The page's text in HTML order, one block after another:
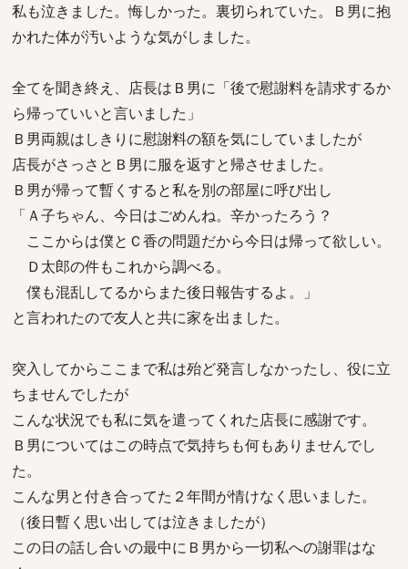
私も泣きました。悔しかった。裏切られていた。Ｂ男に抱
かれた体が汚いような気がしました。
全てを聞き終え、店長はＢ男に「後で慰謝料を請求するか
ら帰っていいと言いました」
Ｂ男両親はしきりに慰謝料の額を気にしていましたが
店長がさっさとＢ男に服を返すと帰させました。
Ｂ男が帰って暫くすると私を別の部屋に呼び出し
「Ａ子ちゃん、今日はごめんね。辛かったろう？
ここからは僕とＣ香の問題だから今日は帰って欲しい。
Ｄ太郎の件もこれから調べる。
僕も混乱してるからまた後日報告するよ。」
と言われたので友人と共に家を出ました。
突入してからここまで私は殆ど発言しなかったし、役に立
ちませんでしたが
こんな状況でも私に気を遣ってくれた店長に感謝です。
Ｂ男についてはこの時点で気持ちも何もありませんでし
た。
こんな男と付き合ってた２年間が情けなく思いました。
（後日暫く思い出しては泣きましたが）
この日の話し合いの最中にＢ男から一切私への謝罪はな